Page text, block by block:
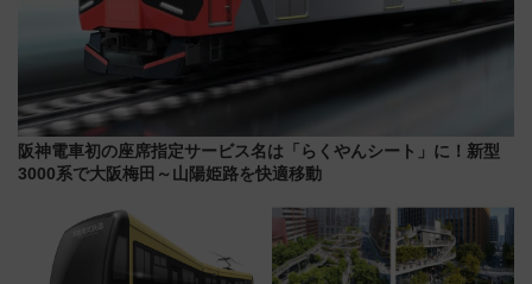
阪神電車初の座席指定サービス名は「らくやんシート」に！新型
3000系で大阪梅田～山陽姫路を快適移動